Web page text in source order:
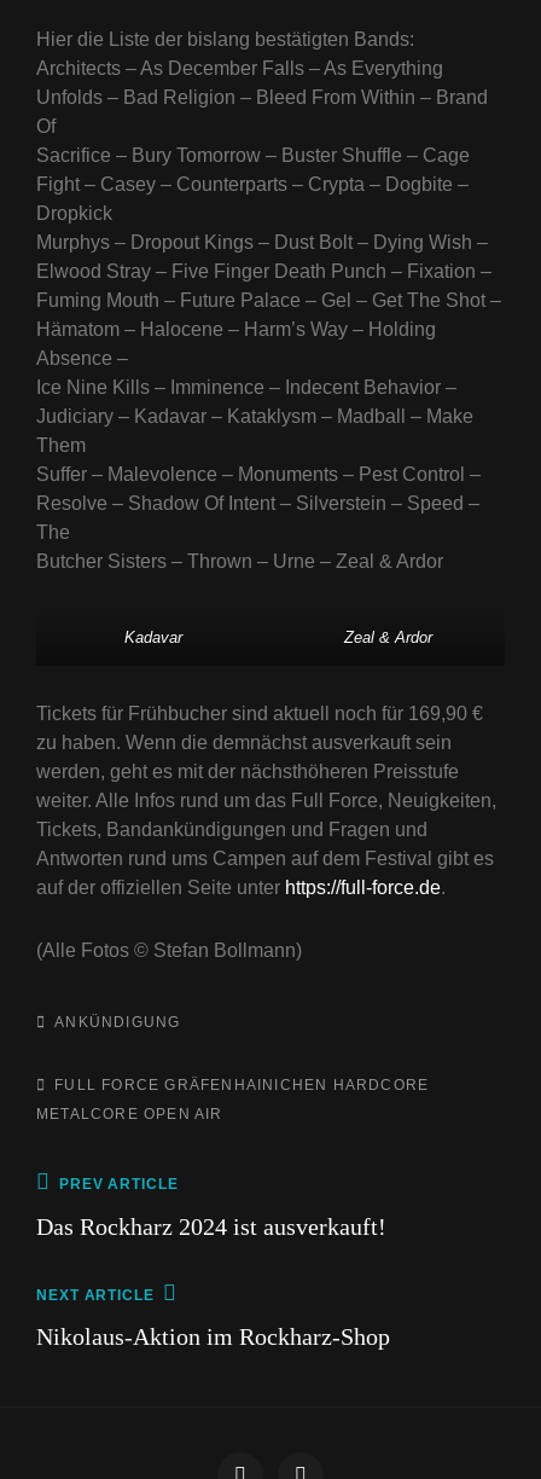
Hier die Liste der bislang bestätigten Bands:
Architects – As December Falls – As Everything
Unfolds – Bad Religion – Bleed From Within – Brand
Of
Sacrifice – Bury Tomorrow – Buster Shuffle – Cage
Fight – Casey – Counterparts – Crypta – Dogbite –
Dropkick
Murphys – Dropout Kings – Dust Bolt – Dying Wish –
Elwood Stray – Five Finger Death Punch – Fixation –
Fuming Mouth – Future Palace – Gel – Get The Shot –
Hämatom – Halocene – Harm’s Way – Holding
Absence –
Ice Nine Kills – Imminence – Indecent Behavior –
Judiciary – Kadavar – Kataklysm – Madball – Make
Them
Suffer – Malevolence – Monuments – Pest Control –
Resolve – Shadow Of Intent – Silverstein – Speed –
The
Butcher Sisters – Thrown – Urne – Zeal & Ardor
Kadavar Zeal & Ardor
Tickets für Frühbucher sind aktuell noch für 169,90 €
zu haben. Wenn die demnächst ausverkauft sein
werden, geht es mit der nächsthöheren Preisstufe
weiter. Alle Infos rund um das Full Force, Neuigkeiten,
Tickets, Bandankündigungen und Fragen und
Antworten rund ums Campen auf dem Festival gibt es
auf der offiziellen Seite unter https://full-force.de.
(Alle Fotos © Stefan Bollmann)
CATEGORIES
ANKÜNDIGUNG
TAGS,FULL FORCE GRÄFENHAINICHEN
HARDCORE
METALCORE OPEN AIR
Beitragsnavigation
Previous
PREV ARTICLE
Das Rockharz 2024 ist ausverkauft!
Next
Post
NEXT ARTICLE
Nikolaus-Aktion im Rockharz-Shop
Impressum